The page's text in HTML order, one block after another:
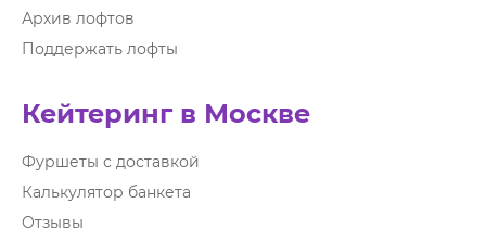
Архив лофтов
Поддержать лофты
Кейтеринг в Москве
Фуршеты с доставкой
Калькулятор банкета
Отзывы